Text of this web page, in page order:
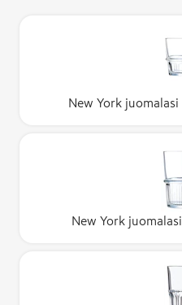
New York
New York